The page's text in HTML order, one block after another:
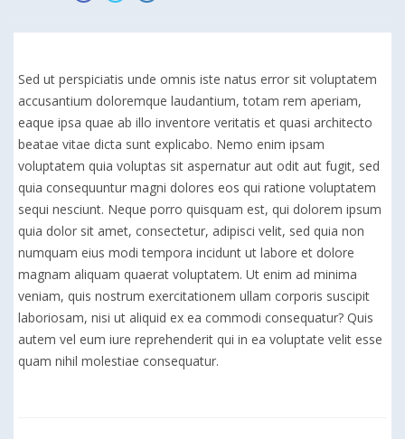
Sed ut perspiciatis unde omnis iste natus error sit voluptatem
accusantium doloremque laudantium, totam rem aperiam,
eaque ipsa quae ab illo inventore veritatis et quasi architecto
beatae vitae dicta sunt explicabo. Nemo enim ipsam
voluptatem quia voluptas sit aspernatur aut odit aut fugit, sed
quia consequuntur magni dolores eos qui ratione voluptatem
sequi nesciunt. Neque porro quisquam est, qui dolorem ipsum
quia dolor sit amet, consectetur, adipisci velit, sed quia non
numquam eius modi tempora incidunt ut labore et dolore
magnam aliquam quaerat voluptatem. Ut enim ad minima
veniam, quis nostrum exercitationem ullam corporis suscipit
laboriosam, nisi ut aliquid ex ea commodi consequatur? Quis
autem vel eum iure reprehenderit qui in ea voluptate velit esse
quam nihil molestiae consequatur.